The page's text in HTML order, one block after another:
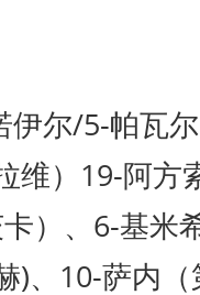
伊尔/5-帕瓦
维）19-阿
卡）、6-基
)、10-萨内